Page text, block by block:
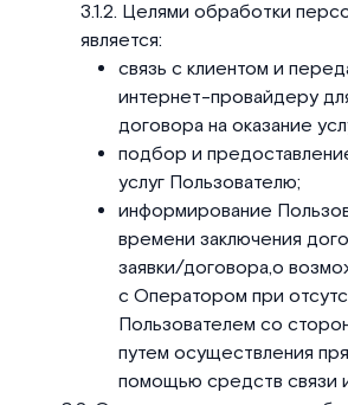
Целями обработки
является:
связь с клиентом и
интернет-провайдеру
договора на оказание
подбор и
услуг Пользователю;
информирование
времени заключения
заявки/договора,о
с Оператором при
Пользователем со
путем осуществления
помощью средств связи